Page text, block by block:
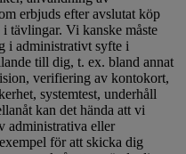
erbjuds efter avslutat köp
tävlingar. Vi kanske måste
i administrativt syfte i
till dig, t. ex. bland annat
verifiering av kontokort,
systemtest, underhåll
kan det hända att vi
administrativa eller
för att skicka dig